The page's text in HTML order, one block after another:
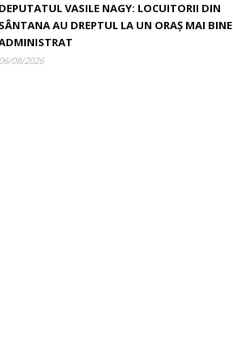
VASILE NAGY: LOCUITORII DIN
AU DREPTUL LA UN ORAȘ MAI BINE
08/2026